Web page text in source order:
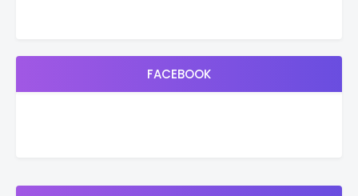
FACEBOOK